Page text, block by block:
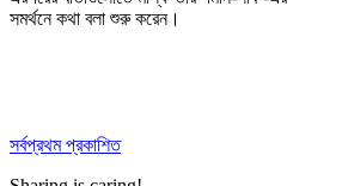
সমর্থনে কথা বলা শুরু করেন।
সর্বপ্রথম প্রকাশিত